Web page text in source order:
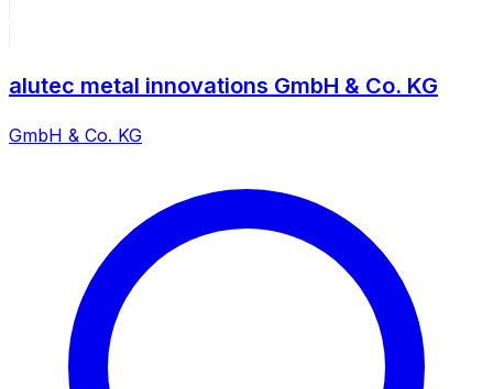
alutec metal innovations GmbH & Co. KG
GmbH & Co. KG